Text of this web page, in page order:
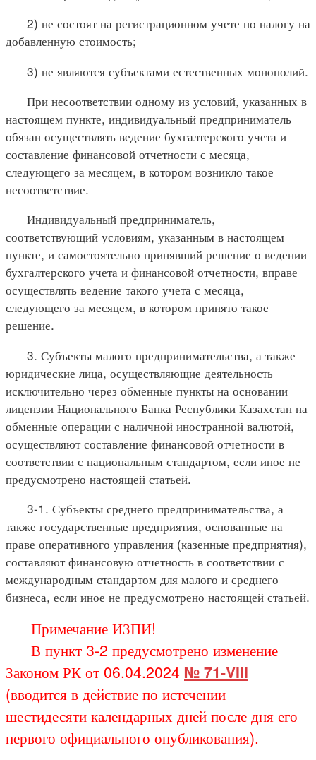
2) не состоят на регистрационном учете по налогу на
добавленную стоимость;
3) не являются субъектами естественных монополий.
При несоответствии одному из условий, указанных в
настоящем пункте, индивидуальный предприниматель
обязан осуществлять ведение бухгалтерского учета и
составление финансовой отчетности с месяца,
следующего за месяцем, в котором возникло такое
несоответствие.
Индивидуальный предприниматель,
соответствующий условиям, указанным в настоящем
пункте, и самостоятельно принявший решение о ведении
бухгалтерского учета и финансовой отчетности, вправе
осуществлять ведение такого учета с месяца,
следующего за месяцем, в котором принято такое
решение.
3. Субъекты малого предпринимательства, а также
юридические лица, осуществляющие деятельность
исключительно через обменные пункты на основании
лицензии Национального Банка Республики Казахстан на
обменные операции с наличной иностранной валютой,
осуществляют составление финансовой отчетности в
соответствии с национальным стандартом, если иное не
предусмотрено настоящей статьей.
3-1. Субъекты среднего предпринимательства, а
также государственные предприятия, основанные на
праве оперативного управления (казенные предприятия),
составляют финансовую отчетность в соответствии с
международным стандартом для малого и среднего
бизнеса, если иное не предусмотрено настоящей статьей.
Примечание ИЗПИ!
В пункт 3-2 предусмотрено изменение
Законом РК от 06.04.2024 № 71-VIII
(вводится в действие по истечении
шестидесяти календарных дней после дня его
первого официального опубликования).